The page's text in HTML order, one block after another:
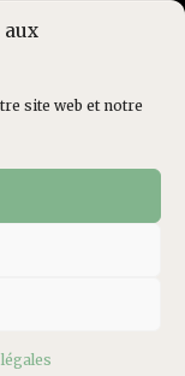
aux
site web et notre
cookies